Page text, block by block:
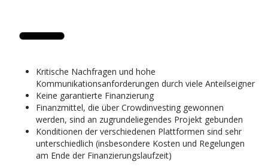
Kritische Nachfragen und hohe
Kommunikationsanforderungen durch viele Anteilseigner
Keine garantierte Finanzierung
Finanzmittel, die über Crowdinvesting gewonnen
werden, sind an zugrundeliegendes Projekt gebunden
Konditionen der verschiedenen Plattformen sind sehr
unterschiedlich (insbesondere Kosten und Regelungen
am Ende der Finanzierungslaufzeit)